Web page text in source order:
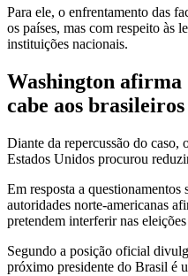
Para ele, o enfrentamento das
os países, mas com respeito às
instituições nacionais.
Washington afirma
cabe aos brasileiros
Diante da repercussão do caso,
Estados Unidos procurou
Em resposta a
autoridades norte-americanas
pretendem interferir nas
Segundo a posição oficial
próximo presidente do Brasil é